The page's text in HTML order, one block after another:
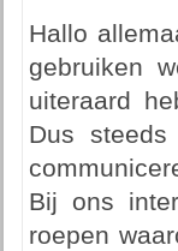
Hallo
gebruiken
uiteraard
Dus
Bij ons
roepen